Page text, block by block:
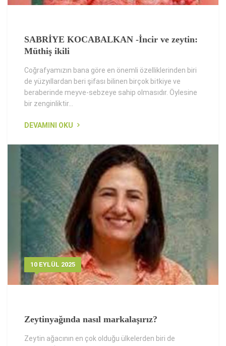
SABRİYE KOCABALKAN -İncir ve zeytin:
Müthiş ikili
Coğrafyamızın bana göre en önemli özelliklerinden biri
de yüzyıllardan beri şifası bilinen birçok bitkiye ve
beraberinde meyve-sebzeye sahip olmasıdır. Öylesine
bir zenginliktir...
DEVAMINI OKU
10 EYLÜL 2025
Zeytinyağında nasıl markalaşırız?
Zeytin ağacının en çok olduğu ülkelerden biri de